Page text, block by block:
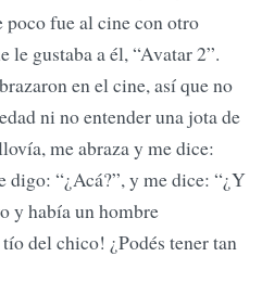
poco fue al cine con otro
le gustaba a él, “Avatar 2”.
en el cine, así que no
ni no entender una jota de
me abraza y me dice:
digo: “¿Acá?”, y me dice: “¿Y
y había un hombre
del chico! ¿Podés tener tan